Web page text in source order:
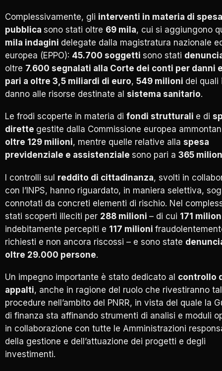
Complessivamente, gli interventi in materia di spesa
pubblica sono stati oltre 69 mila, cui si aggiungono
mila indagini delegate dalla magistratura nazionale
europea (EPPO): 45.700 soggetti sono stati
oltre 7.600 segnalati alla Corte dei conti per danni
pari a oltre 3,5 miliardi di euro, 549 milioni dei quali
danno alle risorse destinate al sistema sanitario.
Le frodi scoperte in materia di fondi strutturali e di
dirette gestite dalla Commissione europea
oltre 129 milioni, mentre quelle relative alla spesa
previdenziale e assistenziale sono pari a 365
I controlli sul reddito di cittadinanza, svolti in
con l’INPS, hanno riguardato, in maniera selettiva,
connotati da concreti elementi di rischio. Nel
stati scoperti illeciti per 288 milioni – di cui 171
indebitamente percepiti e 117 milioni
richiesti e non ancora riscossi – e sono state
oltre 29.000 persone.
Un impegno importante è stato dedicato al controllo
appalti, anche in ragione del ruolo che rivestiranno
procedure nell’ambito del PNRR, in vista del quale la
di finanza sta affinando strumenti di analisi e moduli
in collaborazione con tutte le Amministrazioni
della gestione e dell’attuazione dei progetti e degli
investimenti.